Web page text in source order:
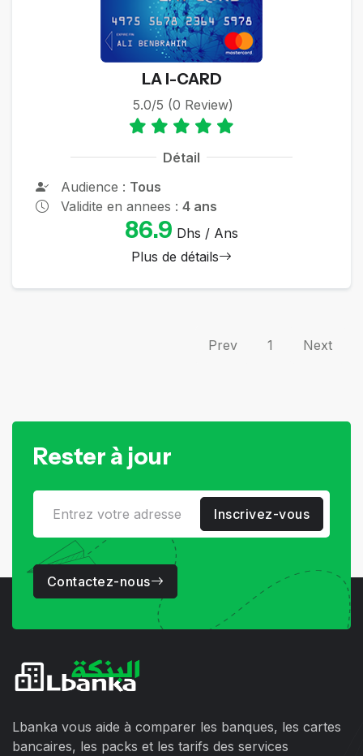
LA I-CARD
5.0/5 (0 Review)
Détail
Audience : Tous
Validite en annees : 4 ans
86.9 Dhs / Ans
Plus de détails
Prev 1 Next
Rester à jour
Inscrivez-vous
Contactez-nous
Lbanka vous aide à comparer les banques, les cartes
bancaires, les packs et les tarifs des services